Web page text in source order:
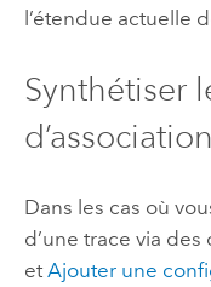
l’étendue actuelle
Synthétiser
Dans les cas où
d’une trace via
et Ajouter une